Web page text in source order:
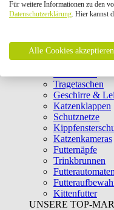
Laserpointer &
Clicker &
Weiteres
Transportboxen
Tragetaschen
Geschirre &
Katzenklappen
Schutznetze
Katzenkameras
Futternäpfe
Trinkbrunnen
Futterautomaten
Kittenfutter
UNSERE TOP-
Für weitere Informationen zu den
Datenschutzerklärung. Hier kannst
Alle Cookies akzeptieren